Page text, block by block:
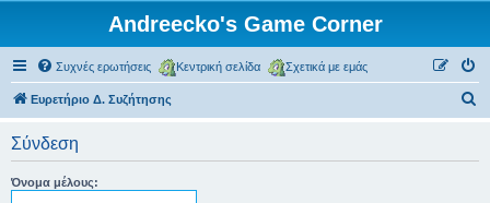
Andreecko's Game Corner
Συχνές ερωτήσεις Κεντρική σελίδα Σχετικά με εμάς
Ευρετήριο Δ. Συζήτησης
Σύνδεση
Όνομα μέλους: